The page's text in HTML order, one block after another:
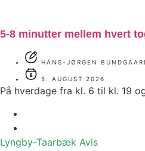
5-8 minutter mellem hvert
HANS-JØRGEN
5. AUGUST 2026
På hverdage fra kl. 6 til kl. 19
Lyngby-Taarbæk Avis